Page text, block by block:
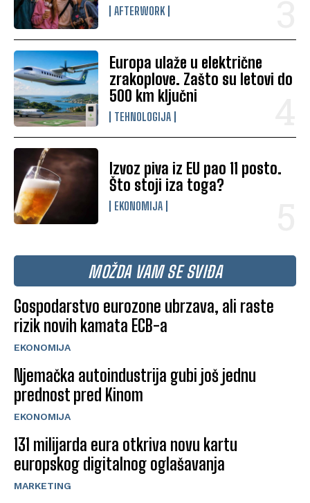
AFTERWORK
Europa ulaže u električne
zrakoplove. Zašto su letovi do
500 km ključni
TEHNOLOGIJA
Izvoz piva iz EU pao 11 posto.
Što stoji iza toga?
EKONOMIJA
MOŽDA VAM SE SVIĐA
Gospodarstvo eurozone ubrzava, ali raste
rizik novih kamata ECB-a
EKONOMIJA
Njemačka autoindustrija gubi još jednu
prednost pred Kinom
EKONOMIJA
131 milijarda eura otkriva novu kartu
europskog digitalnog oglašavanja
MARKETING